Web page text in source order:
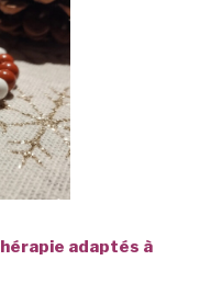
adaptés à